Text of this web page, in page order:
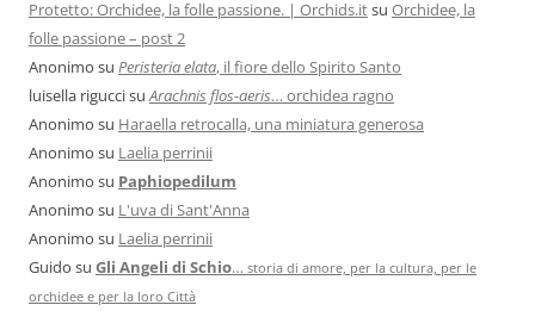
Protetto: Orchidee, la folle passione. | Orchids.itsu Orchidee, la
folle passione – post 2
Anonimo su Peristeria elata, il fiore dello Spirito Santo
luisella riguccisu Arachnis flos-aeris… orchidea ragno
Anonimo su Haraella retrocalla, una miniatura generosa
Anonimo su Laelia perrinii
Anonimo su Paphiopedilum
Anonimo su L'uva di Sant'Anna
Anonimo su Laelia perrinii
Guido su Gli Angeli di Schio… storia di amore, per la cultura, per le
orchidee e per la loro Città